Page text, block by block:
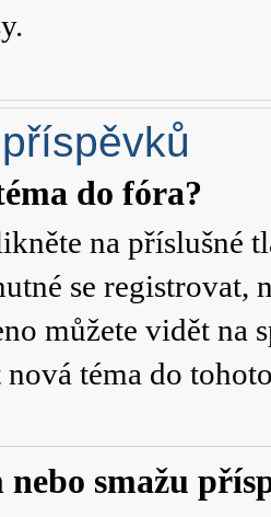
do fóra?
na příslušné
se registrovat,
můžete vidět na
téma do
smažu